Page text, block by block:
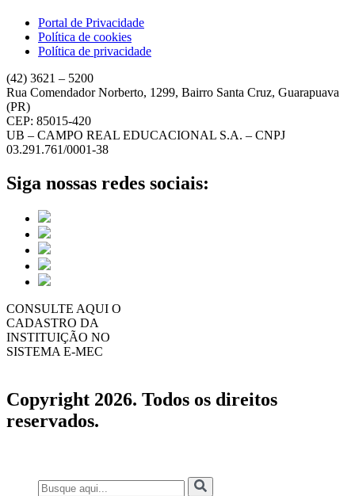
Portal de Privacidade
Política de cookies
Política de privacidade
(42) 3621 – 5200
Rua Comendador Norberto, 1299, Bairro Santa Cruz, Guarapuava
(PR)
CEP: 85015-420
UB – CAMPO REAL EDUCACIONAL S.A. – CNPJ
03.291.761/0001-38
Siga nossas redes sociais:
CONSULTE AQUI O
CADASTRO DA
INSTITUIÇÃO NO
SISTEMA E-MEC
Copyright 2026. Todos os direitos
reservados.